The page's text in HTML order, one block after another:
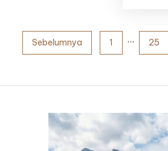
Sebelumnya 1 … 25